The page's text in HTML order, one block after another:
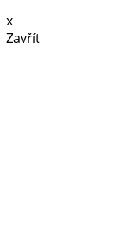
x
Zavřít